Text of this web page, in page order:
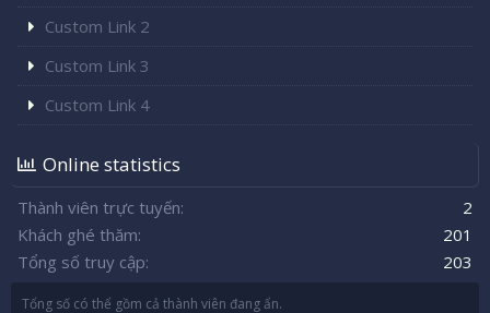
Custom Link 2
Custom Link 3
Custom Link 4
Online statistics
Thành viên trực tuyến
2
Khách ghé thăm
201
Tổng số truy cập
203
Tổng số có thể gồm cả thành viên đang ẩn.